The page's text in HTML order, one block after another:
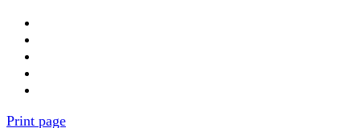
Print page